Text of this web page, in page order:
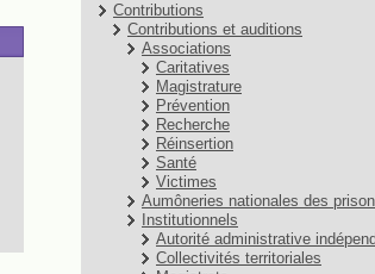
Contributions
Contributions et auditions
Associations
Caritatives
Magistrature
Prévention
Recherche
Réinsertion
Santé
Victimes
Aumôneries nationales des
Institutionnels
Autorité administrative
Collectivités territoriales